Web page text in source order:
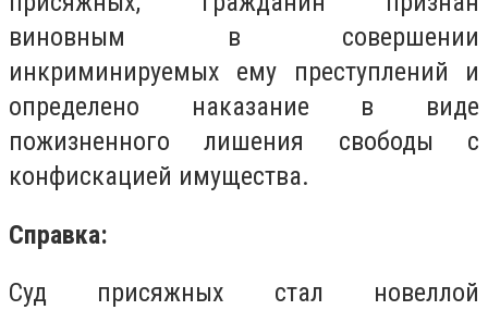
виновным в совершении
инкриминируемых ему преступлений и
определено наказание в виде
пожизненного лишения свободы с
конфискацией имущества.
Справка:
Суд присяжных стал новеллой